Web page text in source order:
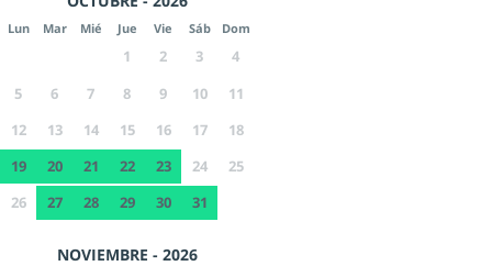
Lun Mar Mié Jue Vie Sáb Dom
1 2 3
4
5
6 7 8 9 10
11
12
13 14 15 16 17
18
19
20 21 22 23 24
25
26
27 28 29 30 31
NOVIEMBRE - 2026